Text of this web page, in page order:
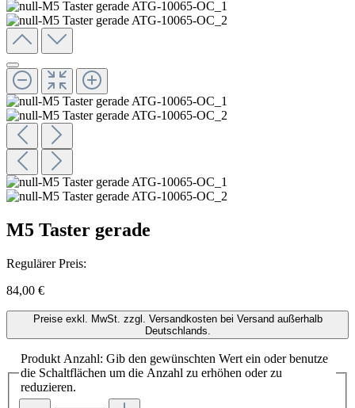
M5 Taster gerade
Regulärer Preis:
84,00 €
Preise exkl. MwSt. zzgl. Versandkosten bei Versand außerhalb
Deutschlands.
Produkt Anzahl: Gib den gewünschten Wert ein oder benutze
die Schaltflächen um die Anzahl zu erhöhen oder zu
reduzieren.